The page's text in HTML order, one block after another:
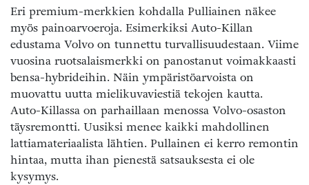
Eri premium-merkkien kohdalla Pulliainen näkee
myös painoarvoeroja. Esimerkiksi Auto-Killan
edustama Volvo on tunnettu turvallisuudestaan. Viime
vuosina ruotsalaismerkki on panostanut voimakkaasti
bensa-hybrideihin. Näin ympäristöarvoista on
muovattu uutta mielikuvaviestiä tekojen kautta.
Auto-Killassa on parhaillaan menossa Volvo-osaston
täysremontti. Uusiksi menee kaikki mahdollinen
lattiamateriaalista lähtien. Pullainen ei kerro remontin
hintaa, mutta ihan pienestä satsauksesta ei ole
kysymys.